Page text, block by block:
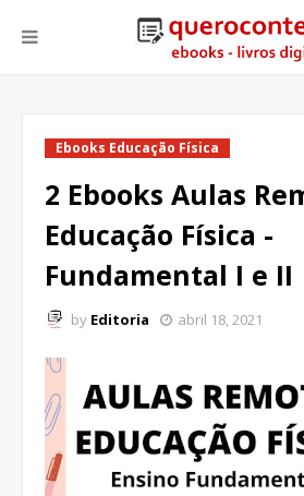
Ebooks Educação Física
2 Ebooks Aulas
Educação Física -
Fundamental I e II
by Editoria abril 18, 2021